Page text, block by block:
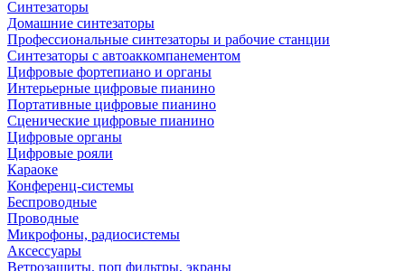
Синтезаторы
Домашние синтезаторы
Профессиональные синтезаторы и рабочие станции
Синтезаторы с автоаккомпанементом
Цифровые фортепиано и органы
Интерьерные цифровые пианино
Портативные цифровые пианино
Сценические цифровые пианино
Цифровые органы
Цифровые рояли
Караоке
Конференц-системы
Беспроводные
Проводные
Микрофоны, радиосистемы
Аксессуары
Ветрозащиты, поп фильтры, экраны